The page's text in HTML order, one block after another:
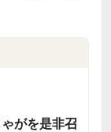
がを是非召